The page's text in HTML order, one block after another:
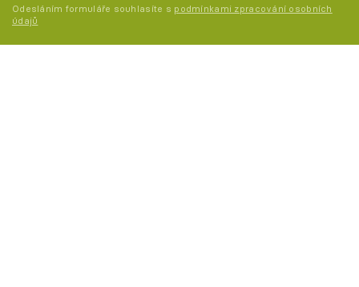
Odesláním formuláře souhlasíte s podmínkami zpracování osobních
údajů